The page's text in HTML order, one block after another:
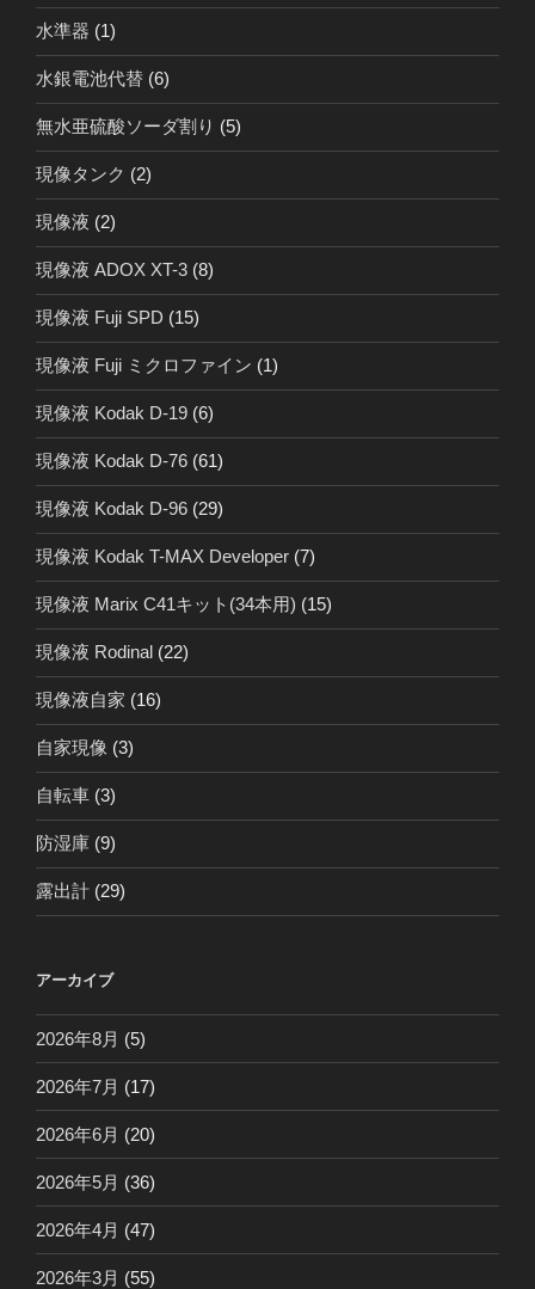
水準器 (1)
水銀電池代替 (6)
無水亜硫酸ソーダ割り (5)
現像タンク (2)
現像液 (2)
現像液 ADOX XT-3 (8)
現像液 Fuji SPD (15)
現像液 Fuji ミクロファイン (1)
現像液 Kodak D-19 (6)
現像液 Kodak D-76 (61)
現像液 Kodak D-96 (29)
現像液 Kodak T-MAX Developer (7)
現像液 Marix C41キット(34本用) (15)
現像液 Rodinal (22)
現像液自家 (16)
自家現像 (3)
自転車 (3)
防湿庫 (9)
露出計 (29)
アーカイブ
2026年8月 (5)
2026年7月 (17)
2026年6月 (20)
2026年5月 (36)
2026年4月 (47)
2026年3月 (55)